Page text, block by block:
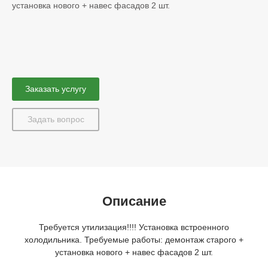
установка нового + навес фасадов 2 шт.
Заказать услугу
Задать вопрос
Описание
Требуется утилизация!!!! Установка встроенного
холодильника. Требуемые работы: демонтаж старого +
установка нового + навес фасадов 2 шт.